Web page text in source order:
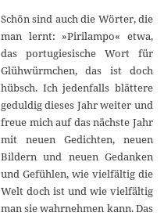
Schön sind auch die Wörter, die
man lernt: »Pirilampo« etwa,
das portugiesische Wort für
Glühwürmchen, das ist doch
hübsch. Ich jedenfalls blättere
geduldig dieses Jahr weiter und
freue mich auf das nächste Jahr
mit neuen Gedichten, neuen
Bildern und neuen Gedanken
und Gefühlen, wie vielfältig die
Welt doch ist und wie vielfältig
man sie wahrnehmen kann. Das